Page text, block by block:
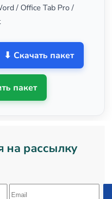
/ Office Tab Pro /
⬇ Скачать пакет
пакет
на рассылку